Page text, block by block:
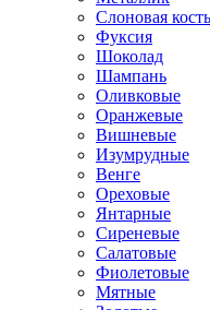
Слоновая кость
Фуксия
Шоколад
Шампань
Оливковые
Оранжевые
Вишневые
Изумрудные
Венге
Ореховые
Янтарные
Сиреневые
Салатовые
Фиолетовые
Мятные